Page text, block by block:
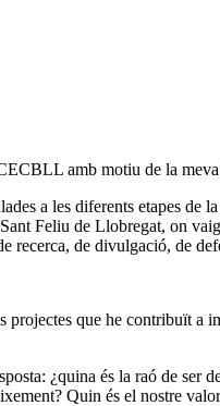
amb motiu de la
a les diferents etapes
Feliu de Llobregat, on
de divulgació, de
que he contribuït a
¿quina és la raó de ser
Quin és el nostre